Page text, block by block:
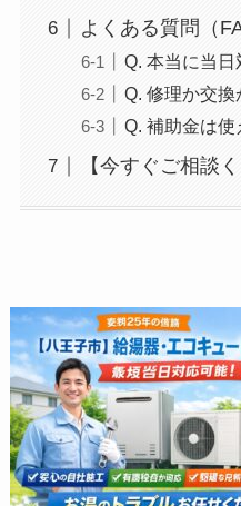
よくある質問（
Q. 本当に当日
Q. 修理か交換
Q. 補助金は使
【今すぐご相談く